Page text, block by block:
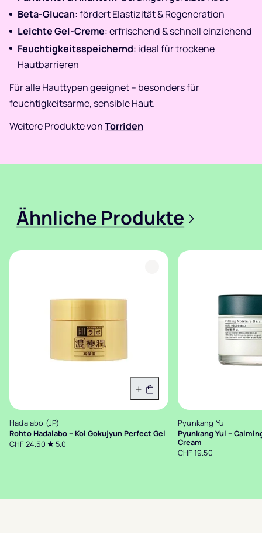
Beta-Glucan: fördert Elastizität & Regeneration
Leichte Gel-Creme: erfrischend & schnell einziehend
Feuchtigkeitsspeichernd: ideal für trockene
Hautbarrieren
Für alle Hauttypen geeignet – besonders für
feuchtigkeitsarme, sensible Haut.
Weitere Produkte vonTorriden
Ähnliche Produkte >
In den Warenkorb
Hadalabo (JP)
Rohto Hadalabo – Koi Gokujyun Perfect Gel
CHF 24.50
5.0
Pyunkang Yul
Pyunkang Yul –
Cream
CHF 19.50